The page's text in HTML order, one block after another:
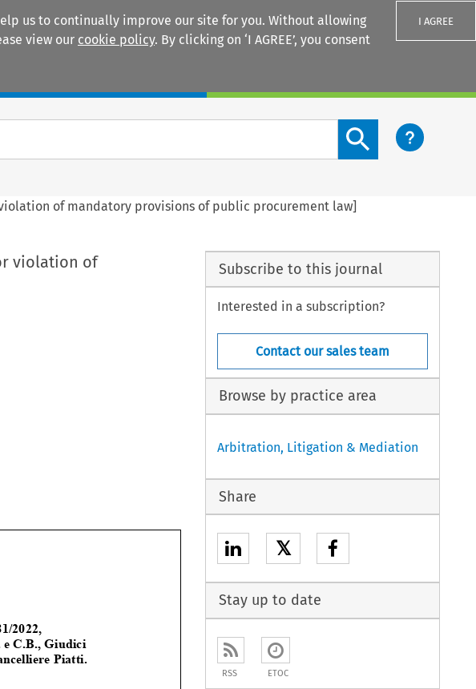
us to continually improve our site for you. Without allowing
view our cookie policy. By clicking on ‘I AGREE’, you consent
I AGREE
Search content button
of mandatory provisions of public procurement law]
violation of



Subscribe to this journal
Interested in a subscription?
Contact our sales team
Browse by practice area
Arbitration, Litigation & Mediation
Share
𝕏
Stay up to date
RSS ETOC